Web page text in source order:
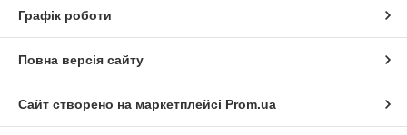
Графік роботи
Повна версія сайту
Сайт створено на маркетплейсі Prom.ua